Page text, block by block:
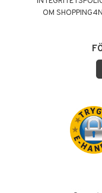
OM